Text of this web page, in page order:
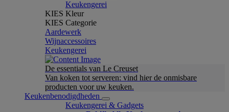
Keukengerei
KIES Kleur
KIES Categorie
Aardewerk
Wijnaccessoires
Keukengerei
De essentials van Le Creuset
Van koken tot serveren: vind hier de onmisbare
producten voor uw keuken.
Keukenbenodigdheden
Keukengerei & Gadgets